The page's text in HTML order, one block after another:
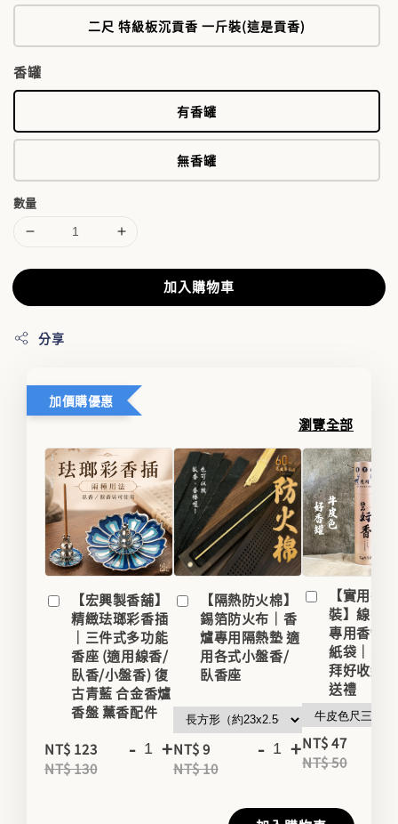
二尺 特級板沉貢香 一斤裝(這是貢香)
香罐
有香罐
無香罐
數量
加入購物車
分享
加價購優惠
瀏覽全部
【宏興製香舖】
精緻珐瑯彩香插
｜三件式多功能
香座 (適用線香/
臥香/小盤香) 復
古青藍 合金香爐
香盤 薰香配件
NT$ 123
NT$ 130
- +
【隔熱防火棉】
錫箔防火布｜香
爐專用隔熱墊 適
用各式小盤香/
臥香座
NT$ 9
NT$ 10
- +
【實用香
裝】線香
專用香罐/
紙袋｜家
拜好收納
送禮
NT$ 47
NT$ 50